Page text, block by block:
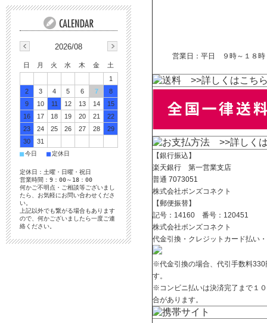
営業日：平日 ９時～１８時
>>詳しくはこち
>>詳しく
【銀行振込】
楽天銀行 第一営業支店
普通 7073051
株式会社ボンズコネクト
【郵便振替】
記号：14160 番号：120451
株式会社ボンズコネクト
代金引換・クレジットカード払い
※代金引換の場合、代引手数料330
す。
※コンビニ払いは決済完了まで１
合があります。
2026/08
日 月 火 水 木 金
土
1
2
3 4 5 6 7
8
9
10 11 12 13 14
15
16
17 18 19 20 21
22
23
24 25 26 27 28
29
30
31
■今日 ■定休日
定休日：土曜・日曜・祝日
営業時間：9：00～18：00
何かご不明点・ご相談等ございまし
たら、お気軽にお問い合わせくださ
い。
上記以外でも繋がる場合もあります
ので、何かございましたら一度ご連
絡ください。